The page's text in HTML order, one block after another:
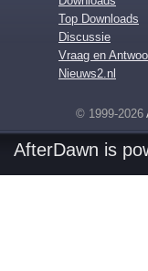
Top Downloads
Discussie
Vraag en
Nieuws2.nl
© 1999-2026
AfterDawn is